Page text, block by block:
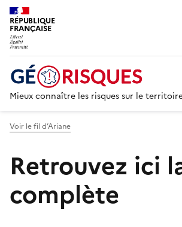
RÉPUBLIQUE
FRANÇAISE
Mieux connaître les risques sur le
Voir le fil d’Ariane
Retrouvez ici
complète